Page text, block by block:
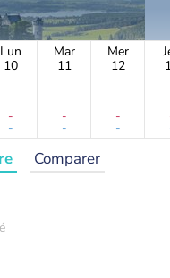
Lun
10
-
-
Mar
11
-
-
Mer
12
-
-
Comparer